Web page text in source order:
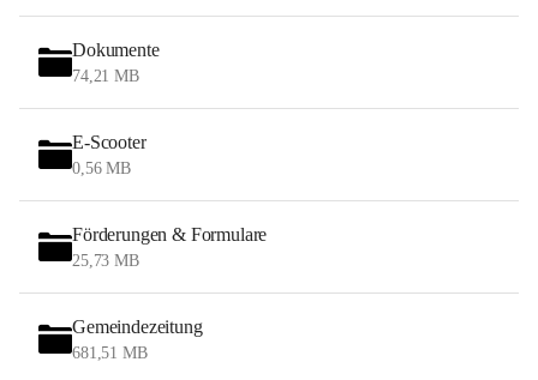
Dokumente
74,21 MB
E-Scooter
0,56 MB
Förderungen & Formulare
25,73 MB
Gemeindezeitung
681,51 MB